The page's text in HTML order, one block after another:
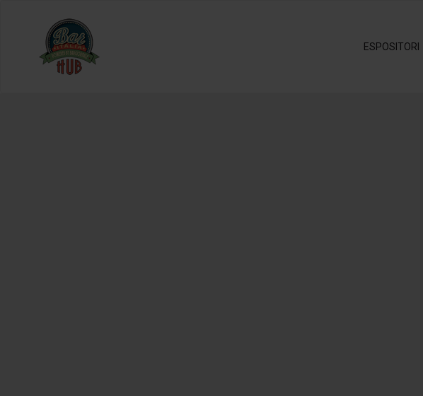
ESPOSITORI